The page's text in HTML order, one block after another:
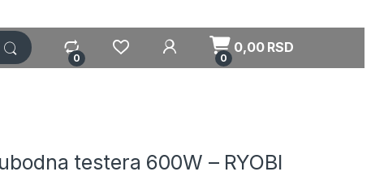
0
My Account
0
0,00RSD
testera 600W – RYOBI